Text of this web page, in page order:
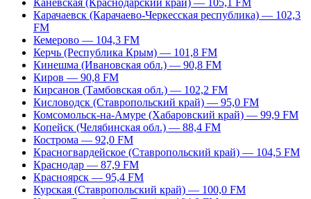
Каневская (Краснодарский край) — 105,1 FM
Карачаевск (Карачаево-Черкесская республика) — 102,3
FM
Кемерово — 104,3 FM
Керчь (Республика Крым) — 101,8 FM
Кинешма (Ивановская обл.) — 90,8 FM
Киров — 90,8 FM
Кирсанов (Тамбовская обл.) — 102,2 FM
Кисловодск (Ставропольский край) — 95,0 FM
Комсомольск-на-Амуре (Хабаровский край) — 99,9 FM
Копейск (Челябинская обл.) — 88,4 FM
Кострома — 92,0 FM
Красногвардейское (Ставропольский край) — 104,5 FM
Краснодар — 87,9 FM
Красноярск — 95,4 FM
Курская (Ставропольский край) — 100,0 FM